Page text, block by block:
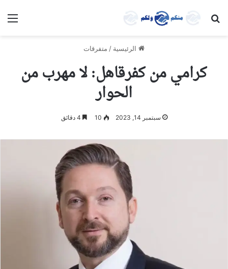
بحث عن
الرئيسية / متفرقات
كرامي من كفرقاهل: لا مهرب من
الحوار
سبتمبر 14, 2023 10